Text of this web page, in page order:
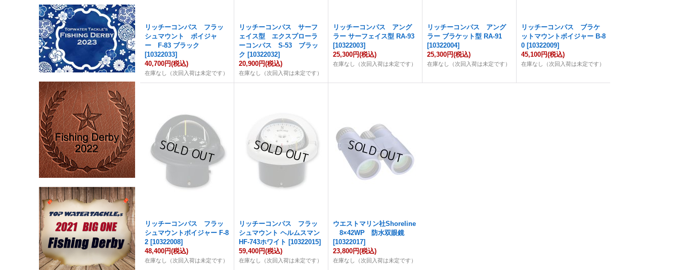
リッチーコンパス フラッ
シュマウント ボイジャ
ー F-83 ブラック
[10322033]
40,700円(税込)
在庫なし（次回入荷は未定です）
リッチーコンパス サーフ
ェイス型 エクスプローラ
ーコンパス S-53 ブラッ
ク [10322032]
20,900円(税込)
在庫なし（次回入荷は未定です）
リッチーコンパス アング
ラー サーフェイス型 RA-93
[10322003]
25,300円(税込)
在庫なし（次回入荷は未定です）
リッチーコンパス アング
ラー ブラケット型 RA-91
[10322004]
25,300円(税込)
在庫なし（次回入荷は未定です）
リッチーコンパス ブラケ
ットマウントボイジャー B-8
0 [10322009]
45,100円(税込)
在庫なし（次回入荷は未定です）
リッチーコンパス フラッ
シュマウントボイジャー F-8
2 [10322008]
48,400円(税込)
在庫なし（次回入荷は未定です）
リッチーコンパス フラッ
シュマウント ヘルムスマン
HF-743ホワイト [10322015]
59,400円(税込)
在庫なし（次回入荷は未定です）
ウエストマリン社Shoreline
8×42WP 防水双眼鏡
[10322017]
23,800円(税込)
在庫なし（次回入荷は未定です）